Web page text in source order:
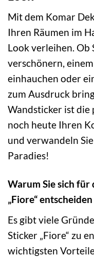
Mit dem Komar
Ihren Räumen im
Look verleihen. Ob
verschönern,
einhauchen oder
zum Ausdruck
Wandsticker ist die
noch heute Ihren
und verwandeln
Paradies!
Warum Sie sich für
„Fiore“
Es gibt viele
Sticker „Fiore“ zu
wichtigsten